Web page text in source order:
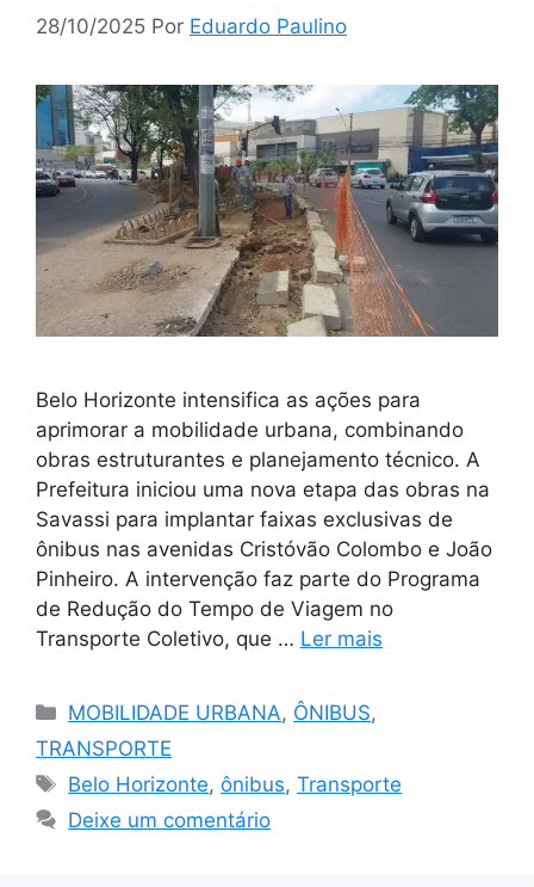
28/10/2025 Por Eduardo Paulino
Belo Horizonte intensifica as ações para
aprimorar a mobilidade urbana, combinando
obras estruturantes e planejamento técnico. A
Prefeitura iniciou uma nova etapa das obras na
Savassi para implantar faixas exclusivas de
ônibus nas avenidas Cristóvão Colombo e João
Pinheiro. A intervenção faz parte do Programa
de Redução do Tempo de Viagem no
Transporte Coletivo, que … Ler mais
Categorias
MOBILIDADE URBANA, ÔNIBUS,
TRANSPORTE
Tags
Belo Horizonte,ônibus,Transporte
Deixe um comentário